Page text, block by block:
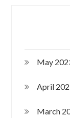
May
April
March